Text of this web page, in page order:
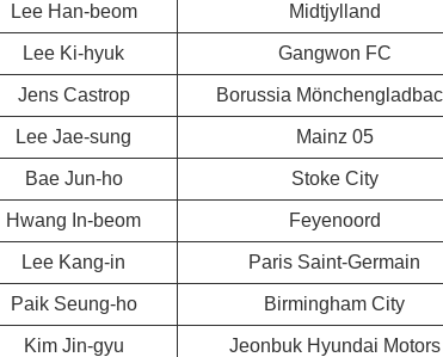
Lee Han-beom Midtjylland
Lee Ki-hyuk Gangwon FC
Jens Castrop Borussia
Lee Jae-sung Mainz 05
Bae Jun-ho Stoke City
Hwang In-beom Feyenoord
Lee Kang-in Paris Saint-Germain
Paik Seung-ho Birmingham City
Kim Jin-gyu Jeonbuk Hyundai Motors